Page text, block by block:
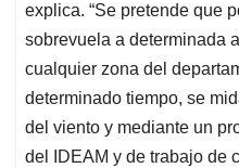
explica. “Se pretende que
sobrevuela a determinada
cualquier zona del
determinado tiempo, se
del viento y mediante un
del IDEAM y de trabajo de